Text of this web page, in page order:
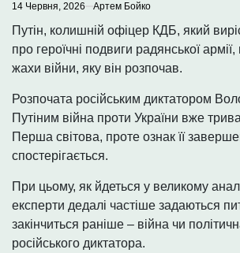
14 Червня, 2026 Артем Бойко
Путін, колишній офіцер КДБ, який
про героїчні подвиги радянської армії,
жахи війни, яку він розпочав.
Розпочата російським диктатором
Путіним війна проти України вже
Перша світова, проте ознак її
спостерігається.
При цьому, як йдеться у великому
експерти дедалі частіше задаються
закінчиться раніше – війна чи
російського диктатора.